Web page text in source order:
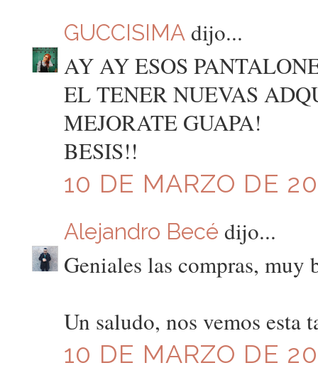
GUCCISIMAdijo...
AY AY ESOS
EL TENER NUEVAS
MEJORATE GUAPA!
BESIS!!
10 DE MARZO DE
Alejandro Becé dijo...
Geniales las compras,
Un saludo, nos vemos esta
10 DE MARZO DE